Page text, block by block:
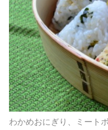
わかめおにぎり、ミート